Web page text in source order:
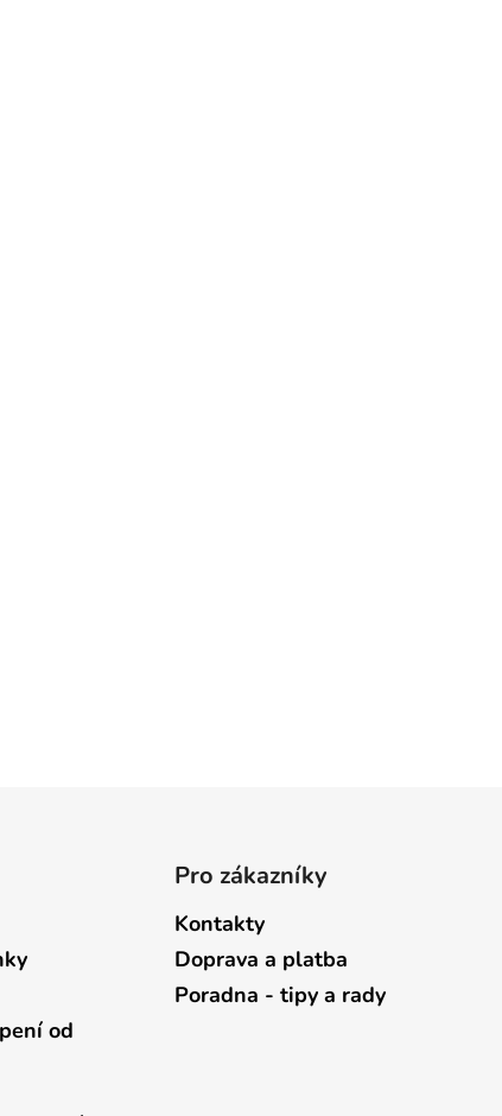
od
Pro zákazníky
Kontakty
Doprava a platba
Poradna - tipy a rady